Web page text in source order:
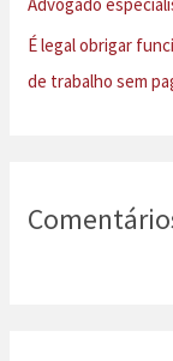
o
r
:
É legal obrigar
de trabalho sem